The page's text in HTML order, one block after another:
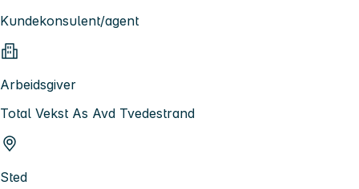
Kundekonsulent/agent
Arbeidsgiver
Total Vekst As Avd Tvedestrand
Sted